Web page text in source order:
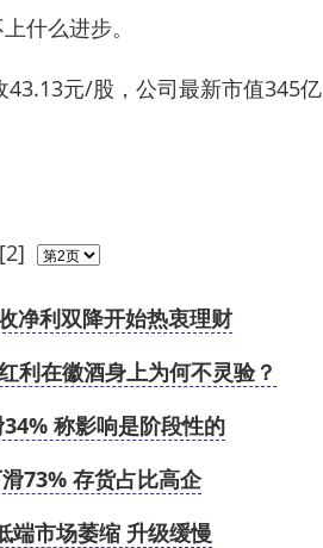
什么进步。
元/股，公司最新市值345亿
[2]
净利双降开始热衷理财
利在徽酒身上为何不灵验？
称影响是阶段性的
73% 存货占比高企
端市场萎缩 升级缓慢